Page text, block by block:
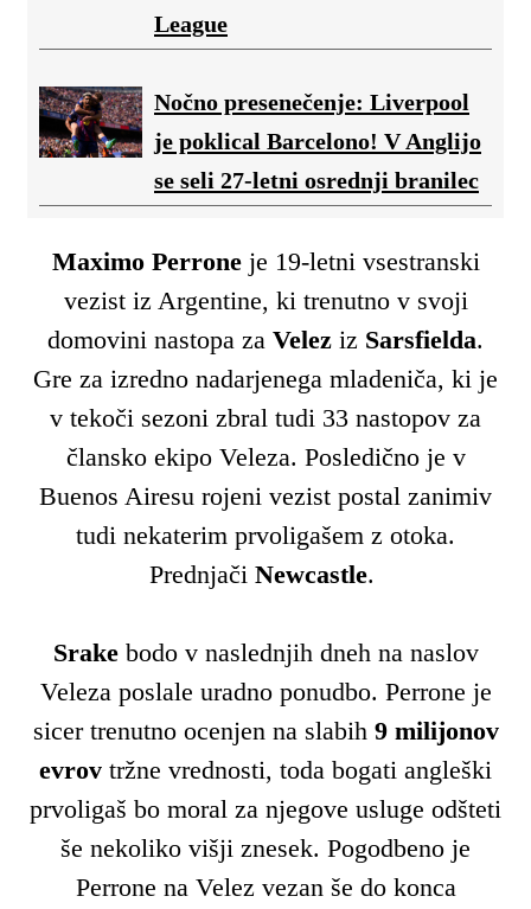
League
Nočno presenečenje: Liverpool
je poklical Barcelono! V Anglijo
se seli 27-letni osrednji branilec
Maximo Perroneje 19-letni vsestranski
vezist iz Argentine, ki trenutno v svoji
domovini nastopa za Velez iz Sarsfielda.
Gre za izredno nadarjenega mladeniča, ki je
v tekoči sezoni zbral tudi 33 nastopov za
člansko ekipo Veleza. Posledično je v
Buenos Airesu rojeni vezist postal zanimiv
tudi nekaterim prvoligašem z otoka.
Prednjači Newcastle.
Srake bodo v naslednjih dneh na naslov
Veleza poslale uradno ponudbo. Perrone je
sicer trenutno ocenjen na slabih 9 milijonov
evrov tržne vrednosti, toda bogati angleški
prvoligaš bo moral za njegove usluge odšteti
še nekoliko višji znesek. Pogodbeno je
Perrone na Velez vezan še do konca